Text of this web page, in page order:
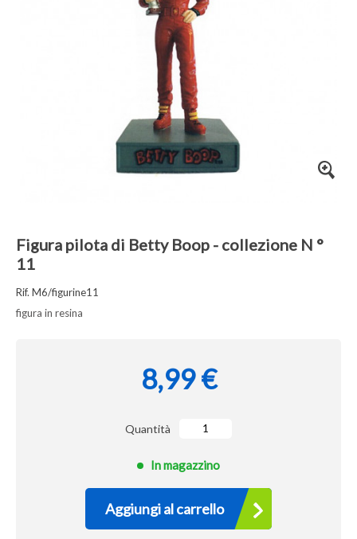
Figura pilota di Betty Boop - collezione N °
11
Rif. M6/figurine11
figura in resina
8,99 €
Quantità
In magazzino
Aggiungi al carrello